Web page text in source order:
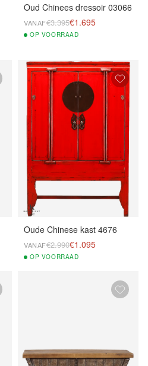
Oud Chinees dressoir 03066
VANAF€3.395€1.695
OP VOORRAAD
Oude Chinese kast 4676
VANAF€2.990€1.095
OP VOORRAAD